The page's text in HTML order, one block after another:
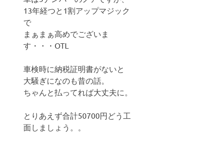
13年経つと1割アップマジック
で
まぁまぁ高めでございま
す・・・OTL
車検時に納税証明書がないと
大騒ぎになのも昔の話。
ちゃんと払ってれば大丈夫に。
とりあえず合計50700円どう工
面しましょう。。